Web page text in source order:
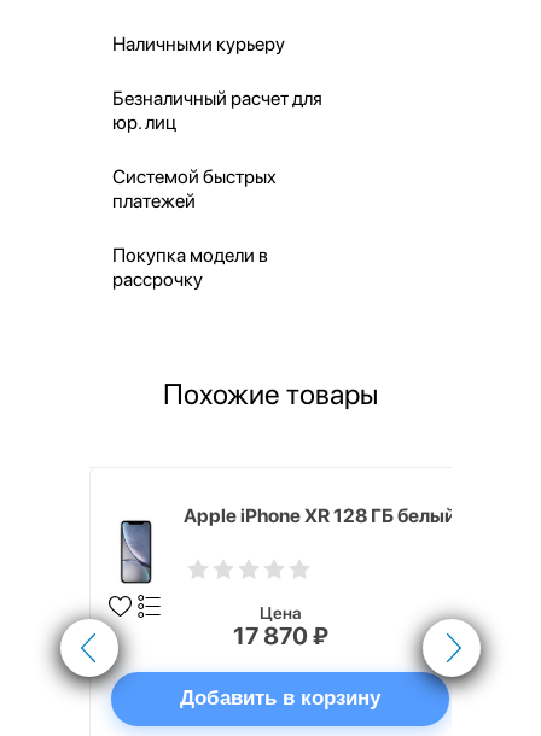
Наличными курьеру
Безналичный расчет для
юр. лиц
Системой быстрых
платежей
Покупка модели в
рассрочку
Похожие товары
Apple iPhone XR 128 ГБ белый
Цена
17 870 ₽
Добавить в корзину